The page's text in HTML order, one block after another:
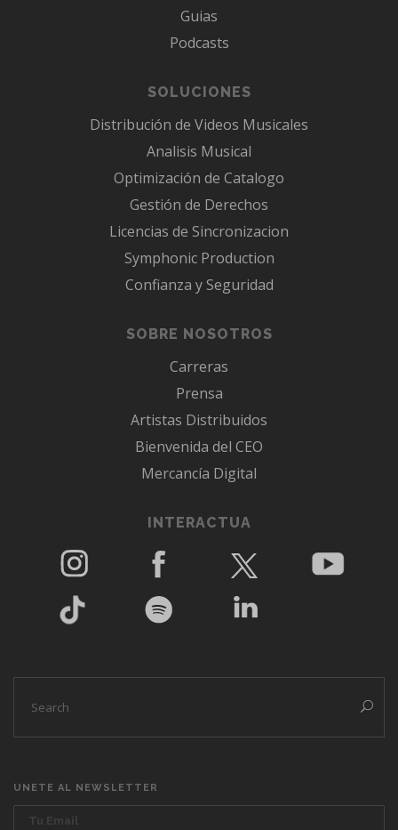
Guias
Podcasts
SOLUCIONES
Distribución de Videos Musicales
Analisis Musical
Optimización de Catalogo
Gestión de Derechos
Licencias de Sincronizacion
Symphonic Production
Confianza y Seguridad
SOBRE NOSOTROS
Carreras
Prensa
Artistas Distribuidos
Bienvenida del CEO
Mercancía Digital
INTERACTUA
UNETE AL NEWSLETTER